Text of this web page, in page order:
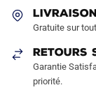
être
choisies
sur
page
Gratuite sur
RETOURS
Garantie
priorité.